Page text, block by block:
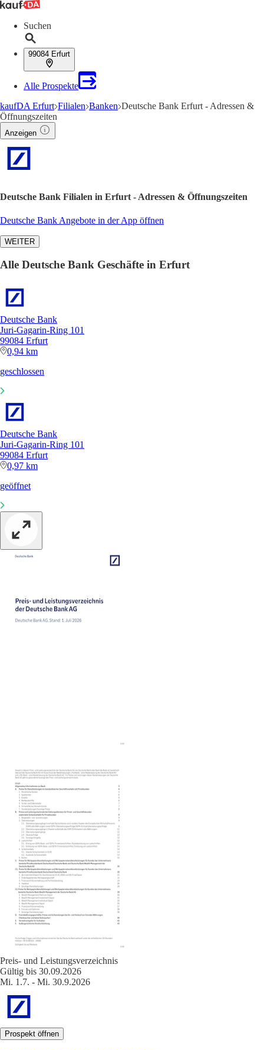
Suchen
99084 Erfurt
Alle Prospekte
kaufDA Erfurt Filialen Banken Deutsche Bank Erfurt - Adressen &
Öffnungszeiten
Anzeigen
Deutsche Bank Filialen in Erfurt - Adressen & Öffnungszeiten
Deutsche Bank Angebote in der App öffnen
WEITER
Alle Deutsche Bank Geschäfte in Erfurt
Deutsche Bank
Juri-Gagarin-Ring 101
99084 Erfurt
0,94 km
geschlossen
Deutsche Bank
Juri-Gagarin-Ring 101
99084 Erfurt
0,97 km
geöffnet
Preis- und Leistungsverzeichnis
Gültig bis 30.09.2026
Mi. 1.7. - Mi. 30.9.2026
Prospekt öffnen